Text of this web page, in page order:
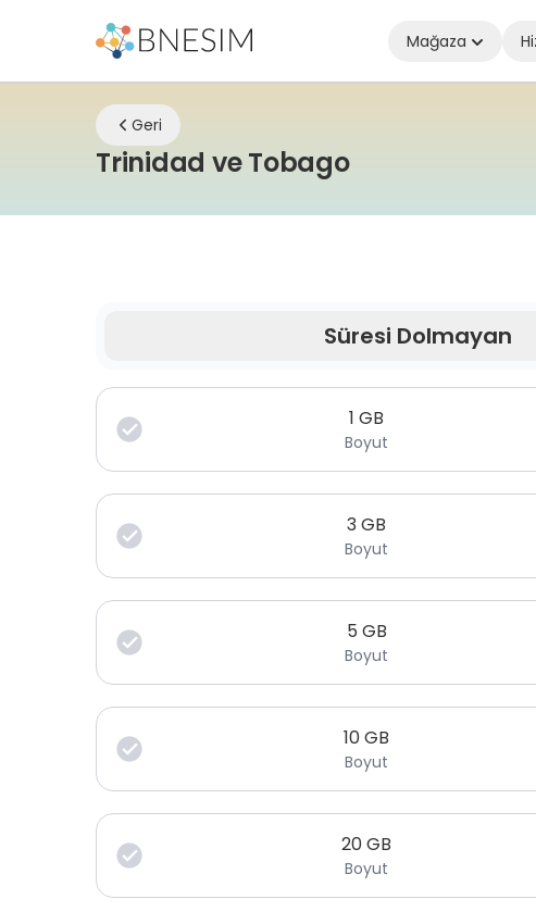
Mağaza
Geri
Trinidad ve TobagoeSIM | Nerede
Süresi Dolmayan
Veriniz sınırlı süre için geçerlidir.
1 GB
Boyut
3GB
Boyut
5 GB
Boyut
10GB
Boyut
20GB
Boyut